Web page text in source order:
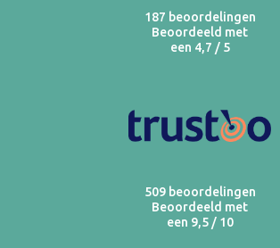
187 beoordelingen
Beoordeeld met
een 4,7 / 5
509 beoordelingen
Beoordeeld met
een 9,5 / 10